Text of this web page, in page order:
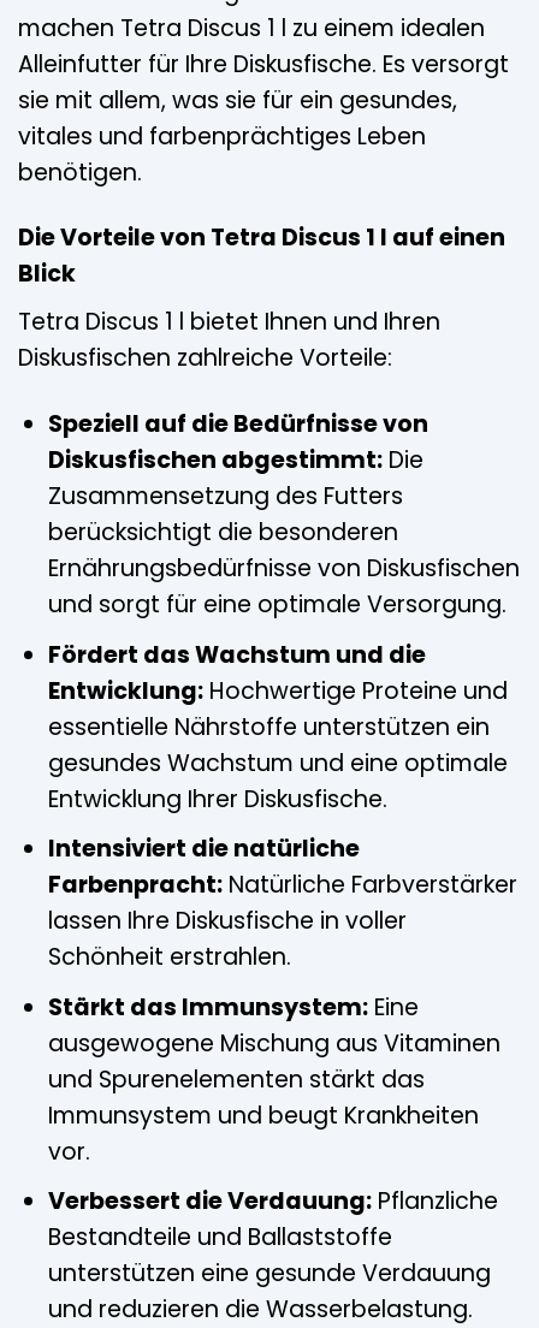
machen Tetra Discus 1 l zu einem idealen
Alleinfutter für Ihre Diskusfische. Es versorgt
sie mit allem, was sie für ein gesundes,
vitales und farbenprächtiges Leben
benötigen.
Die Vorteile von Tetra Discus 1 l auf einen
Blick
Tetra Discus 1 l bietet Ihnen und Ihren
Diskusfischen zahlreiche Vorteile:
Speziell auf die Bedürfnisse von
Diskusfischen abgestimmt:Die
Zusammensetzung des Futters
berücksichtigt die besonderen
Ernährungsbedürfnisse von Diskusfischen
und sorgt für eine optimale Versorgung.
Fördert das Wachstum und die
Entwicklung:Hochwertige Proteine und
essentielle Nährstoffe unterstützen ein
gesundes Wachstum und eine optimale
Entwicklung Ihrer Diskusfische.
Intensiviert die natürliche
Farbenpracht:Natürliche Farbverstärker
lassen Ihre Diskusfische in voller
Schönheit erstrahlen.
Stärkt das Immunsystem:Eine
ausgewogene Mischung aus Vitaminen
und Spurenelementen stärkt das
Immunsystem und beugt Krankheiten
vor.
Verbessert die Verdauung:Pflanzliche
Bestandteile und Ballaststoffe
unterstützen eine gesunde Verdauung
und reduzieren die Wasserbelastung.